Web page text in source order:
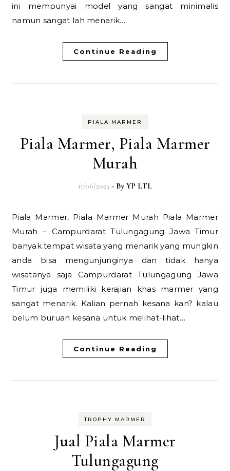
ini mempunyai model yang sangat minimalis
namun sangat lah menarik…
Continue Reading
PIALA MARMER
Piala Marmer, Piala Marmer
Murah
11/06/2023 - By YP LTL
Piala Marmer, Piala Marmer Murah Piala Marmer
Murah – Campurdarat Tulungagung Jawa Timur
banyak tempat wisata yang menarik yang mungkin
anda bisa mengunjunginya dan tidak hanya
wisatanya saja Campurdarat Tulungagung Jawa
Timur juga memiliki kerajian khas marmer yang
sangat menarik. Kalian pernah kesana kan? kalau
belum buruan kesana untuk melihat-lihat…
Continue Reading
TROPHY MARMER
Jual Piala Marmer
Tulungagung